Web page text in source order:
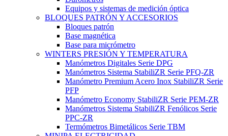
Equipos y sistemas de medición óptica
BLOQUES PATRÓN Y ACCESORIOS
Bloques patrón
Base magnética
Base para micrómetro
WINTERS PRESIÓN Y TEMPERATURA
Manómetros Digitales Serie DPG
Manómetros Sistema StabiliZR Serie PFQ-ZR
Manómetro Premium Acero Inox StabiliZR Serie
PFP
Manómetro Economy StabiliZR Serie PEM-ZR
Manómetros Sistema StabiliZR Fenólicos Serie
PPC-ZR
Termómetros Bimetálicos Serie TBM